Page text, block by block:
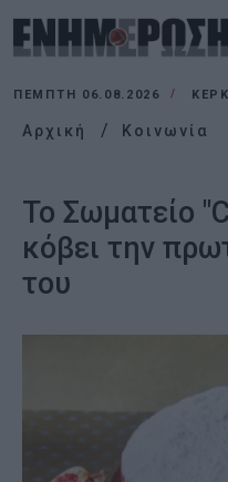
ΠΈΜΠΤΗ 06.08.2026
Αρχική Κοινωνία
Το Σωματείο
κόβει την
του